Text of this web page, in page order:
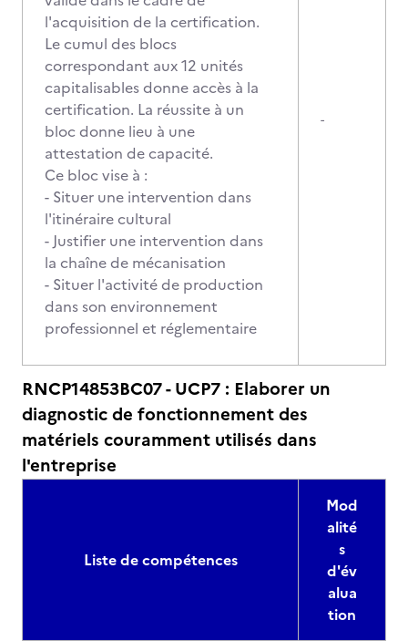
l'acquisition de la certification.
Le cumul des blocs
correspondant aux 12 unités
capitalisables donne accès à la
certification. La réussite à un
bloc donne lieu à une
attestation de capacité.
Ce bloc vise à :
- Situer une intervention dans
l'itinéraire cultural
- Justifier une intervention dans
la chaîne de mécanisation
- Situer l'activité de production
dans son environnement
professionnel et réglementaire
-
RNCP14853BC07 - UCP7 : Elaborer un
diagnostic de fonctionnement des
matériels couramment utilisés dans
l'entreprise
Liste de compétences
Mod
alité
s
d'év
alua
tion